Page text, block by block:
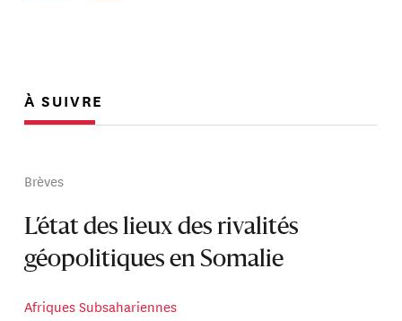
À SUIVRE
Brèves
L’état des lieux des rivalités
géopolitiques en Somalie
Afriques Subsahariennes